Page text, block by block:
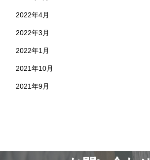
2022年4月
2022年3月
2022年1月
2021年10月
2021年9月